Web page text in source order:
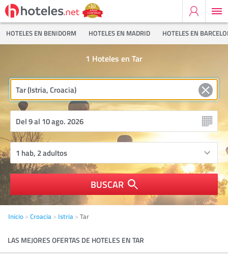
HOTELES EN BENIDORM HOTELES EN MADRID HOTELES EN
Hoteles en Tar
1
BUSCAR
Inicio Croacia Istria Tar
LAS MEJORES OFERTAS DE HOTELES EN TAR